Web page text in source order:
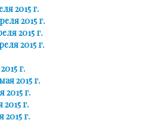
2015 г.
2015 г.
2015 г.
2015 г.
г.
2015 г.
2015 г.
2015 г.
2015 г.